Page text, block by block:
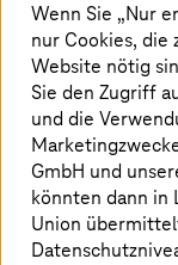
Der
Business
Die
Wenn Sie „Nur
nur Cookies,
Website nötig
Sie den Zugriff
und die
GmbH und
könnten dann in
Union